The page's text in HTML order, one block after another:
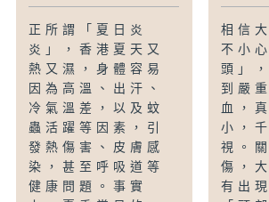
正所謂「夏日炎
炎」，香港夏天又
熱又濕，身體容易
因為高溫、出汗、
冷氣溫差，以及蚊
蟲活躍等因素，引
發熱傷害、皮膚感
染，甚至呼吸道等
健康問題。事實
相信
不小
頭」
到嚴
血，
小，
視。
傷，
有出